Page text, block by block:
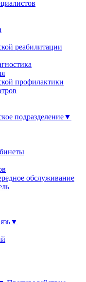
реабилитации
профилактики
подразделение▼
обслуживание